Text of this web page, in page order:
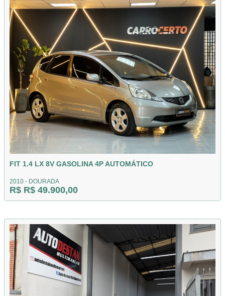
FIT 1.4 LX 8V GASOLINA 4P AUTOMÁTICO
2010 - DOURADA
R$ R$ 49.900,00